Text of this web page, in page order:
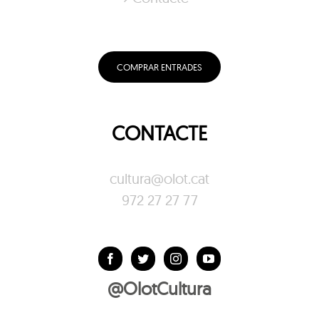
COMPRAR ENTRADES
CONTACTE
cultura@olot.cat
972 27 27 77
@OlotCultura